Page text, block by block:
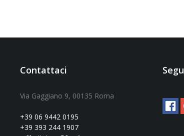
Contattaci
Via Gaggiano 9, 00135 Roma
+39 06 9442 0195
+39 393 244 1907